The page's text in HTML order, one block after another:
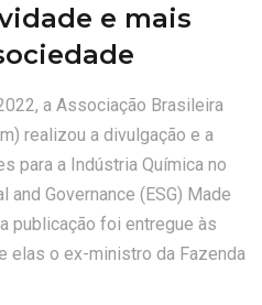
e mais
a Associação Brasileira
realizou a divulgação e a
para a Indústria Química no
and Governance (ESG) Made
publicação foi entregue às
elas o ex-ministro da Fazenda